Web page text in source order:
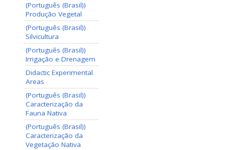
(Português (Brasil))
Produção Vegetal
(Português (Brasil))
Silvicultura
(Português (Brasil))
Irrigação e Drenagem
Didactic Experimental
Areas
(Português (Brasil))
Caracterização da
Fauna Nativa
(Português (Brasil))
Caracterização da
Vegetação Nativa